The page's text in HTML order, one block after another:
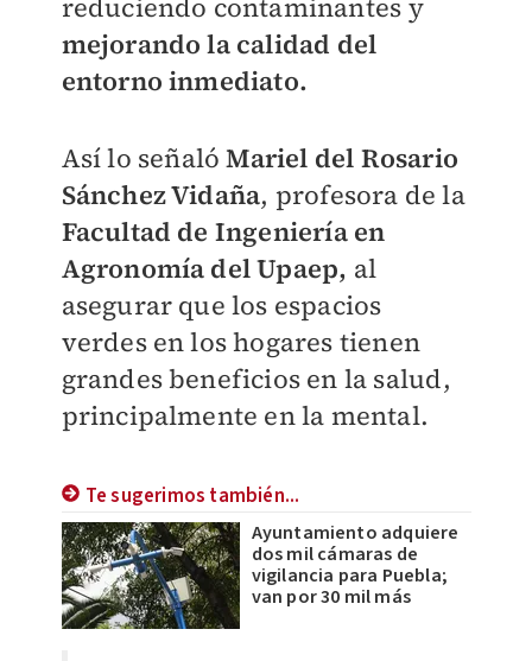
reduciendo contaminantes y
mejorando la calidad del
entorno inmediato.
Así lo señalóMariel del Rosario
Sánchez Vidaña, profesora de la
Facultad de Ingeniería en
Agronomía del Upaep, al
asegurar que los espacios
verdes en los hogares tienen
grandes beneficios en la salud,
principalmente en la mental.
Te sugerimos también...
Ayuntamiento adquiere
dos mil cámaras de
vigilancia para Puebla;
van por 30 mil más